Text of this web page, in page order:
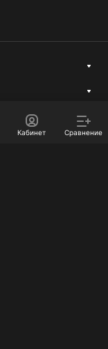
Кабинет Сравнение